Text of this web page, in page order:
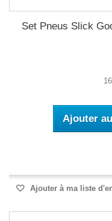
Set Pneus Slick
Ajouter
Ajouter à ma liste